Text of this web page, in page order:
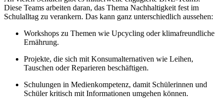
Diese Teams arbeiten daran, das Thema Nachhaltigkeit fest im
Schulalltag zu verankern. Das kann ganz unterschiedlich aussehen:
Workshops zu Themen wie Upcycling oder klimafreundliche
Ernährung.
Projekte, die sich mit Konsumalternativen wie Leihen,
Tauschen oder Reparieren beschäftigen.
Schulungen in Medienkompetenz, damit Schülerinnen und
Schüler kritisch mit Informationen umgehen können.